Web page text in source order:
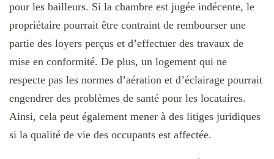
pour les bailleurs. Si la chambre est jugée indécente, le
propriétaire pourrait être contraint de rembourser une
partie des loyers perçus et d’effectuer des travaux de
mise en conformité. De plus, un logement qui ne
respecte pas les normes d’aération et d’éclairage pourrait
engendrer des problèmes de santé pour les locataires.
Ainsi, cela peut également mener à des litiges juridiques
si la qualité de vie des occupants est affectée.